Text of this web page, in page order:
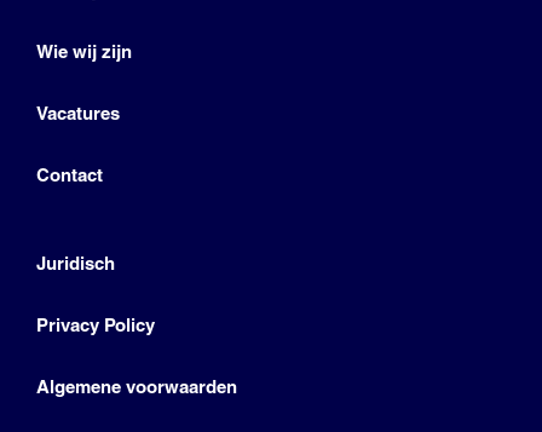
Wie wij zijn
Vacatures
Contact
Juridisch
Privacy Policy
Algemene voorwaarden